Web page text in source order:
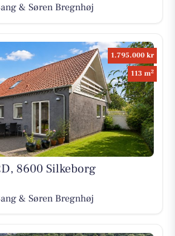
& Søren Bregnhøj
1.795.000 kr
113 m2
8600 Silkeborg
& Søren Bregnhøj